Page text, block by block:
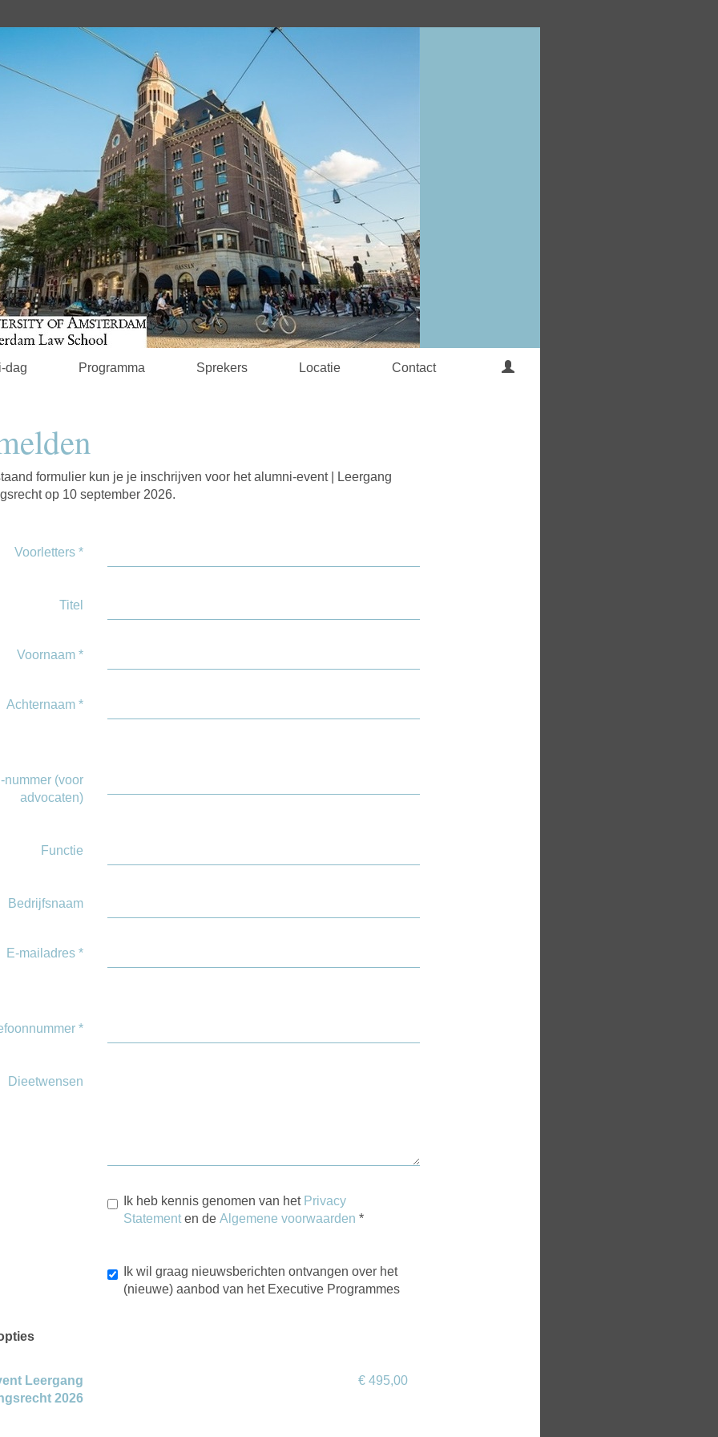
dag Programma Sprekers Locatie Contact
formulier kun je je inschrijven voor het alumni-event | Leergang
op 10 september 2026.
Voorletters *
Titel
Voornaam *
Achternaam *
nummer (voor
advocaten)
Functie
Bedrijfsnaam
E-mailadres *
*
Dieetwensen
Ik heb kennis genomen van het Privacy
Statement en de Algemene voorwaarden *
Ik wil graag nieuwsberichten ontvangen over het
(nieuwe) aanbod van het Executive Programmes
Leergang
2026
€ 495,00